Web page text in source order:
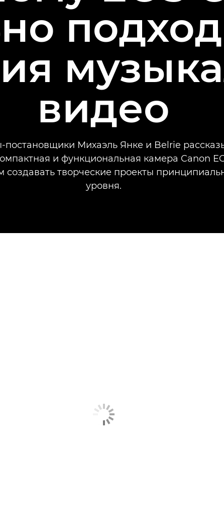
видео
постановщики Михаэль Янке и Belrie
и функциональная камера Canon
создавать творческие проекты
уровня.